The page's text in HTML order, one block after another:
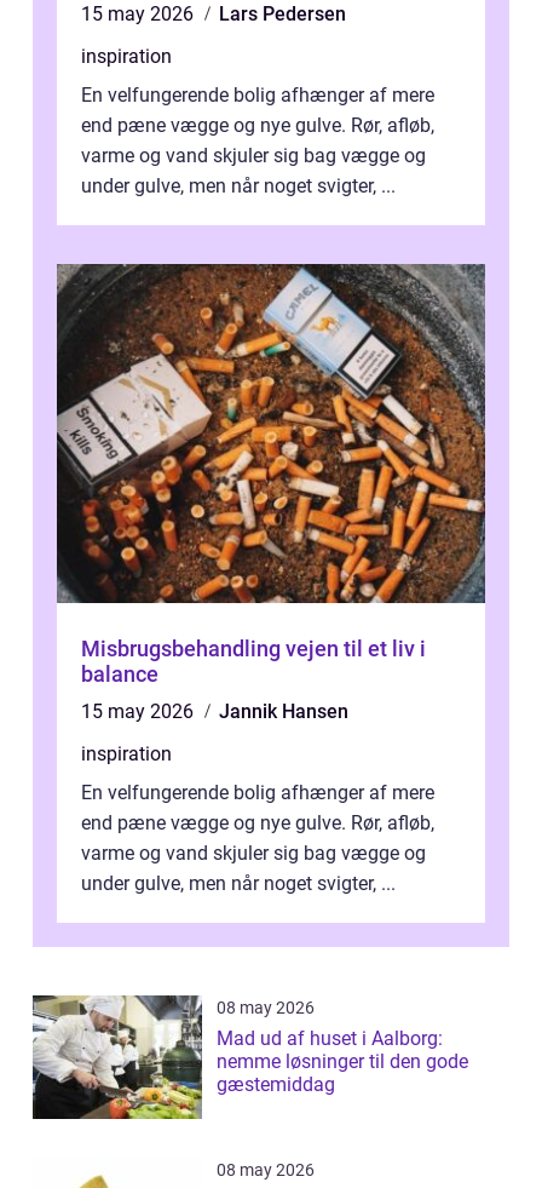
15 may 2026
Lars Pedersen
inspiration
En velfungerende bolig afhænger af mere
end pæne vægge og nye gulve. Rør, afløb,
varme og vand skjuler sig bag vægge og
under gulve, men når noget svigter, ...
Misbrugsbehandling vejen til et liv i
balance
15 may 2026
Jannik Hansen
inspiration
En velfungerende bolig afhænger af mere
end pæne vægge og nye gulve. Rør, afløb,
varme og vand skjuler sig bag vægge og
under gulve, men når noget svigter, ...
08 may 2026
Mad ud af huset i Aalborg:
nemme løsninger til den gode
gæstemiddag
08 may 2026